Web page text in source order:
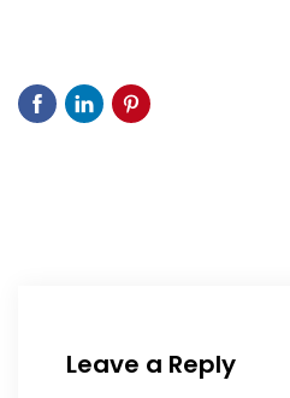
Leave a Reply